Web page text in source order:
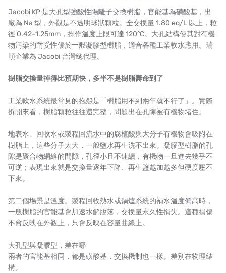
Japan OLYMPIA
Japan KATSURA
BRAHMA, Italy
SAGINOMIYA
HONEYWELL
OLTREMARE
NIPCON
domestic
KATO
Jacobi KP 是大孔型強酸性陽離子交換樹脂，官能基為磺酸基，出
廠為 Na 型，外觀是不透明球狀顆粒。全交換量 1.80 eq/L 以上，粒
徑 0.42–1.25mm，操作溫度上限可達 120°C。大孔結構使其對有機
物污染的耐受性優於一般凝膠型樹脂，適合各種工業軟水應用。瑞
順企業為 Jacobi 台灣總代理。
樹脂交換量掉得比預期快，多半不是樹脂壽命到了
工業軟水系統最常見的抱怨是「樹脂用不到兩年就不行了」。實際
拆開來看，樹脂顆粒往往還完整，問題出在孔隙被有機物堵住。
地表水、回收水或製程回流水中的腐植酸與大分子有機物會吸附在
樹脂上，這些分子太大，一般鹽水再生洗不出來。凝膠型樹脂的孔
隙是聚合物網絡的間隙，孔徑小且不連續，有機物一旦進去幾乎不
可逆；表現出來就是交換量逐年下降、再生鹽越加越多但硬度壓不
下來。
第二個場景是溫度。製程回收熱水或鍋爐系統的補水溫度偏高時，
一般樹脂的官能基會加速水解脫落，交換量永久性損失。這種損傷
不會反映在外觀上，只會反映在容量曲線上。
大孔型與凝膠型，差在哪
兩者的官能基相同，都是磺酸基，交換機制也一樣。差別在物理結
構。